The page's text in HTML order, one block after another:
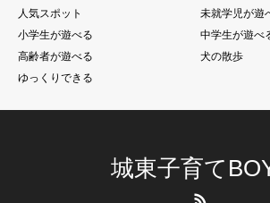
人気スポット
未就学児が遊
小学生が遊べる
中学生が遊べ
高齢者が遊べる
犬の散歩
ゆっくりできる
城東子育て